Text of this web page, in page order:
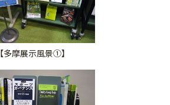
【多摩展示風景①】